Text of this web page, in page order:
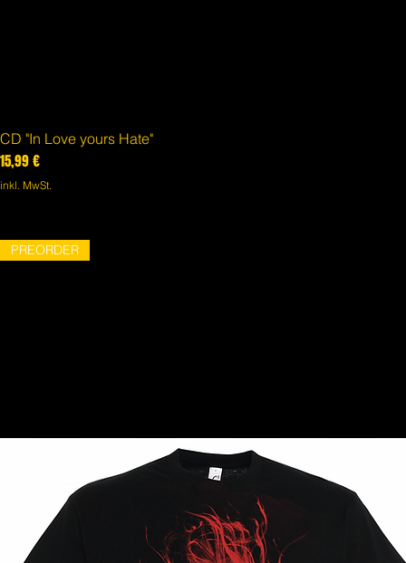
CD "In Love yours Hate"
Preis
15,99 €
inkl. MwSt.
PREORDER